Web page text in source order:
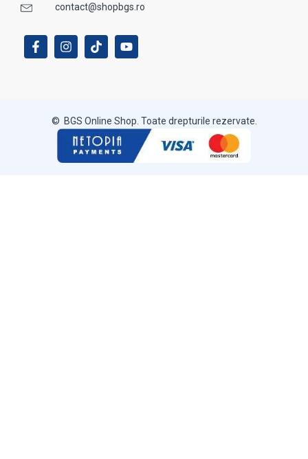
contact@shopbgs.ro
© BGS Online Shop. Toate drepturile rezervate.